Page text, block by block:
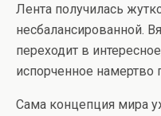
Лента получилась
несбалансированной.
переходит в
испорченное
Сама концепция мира